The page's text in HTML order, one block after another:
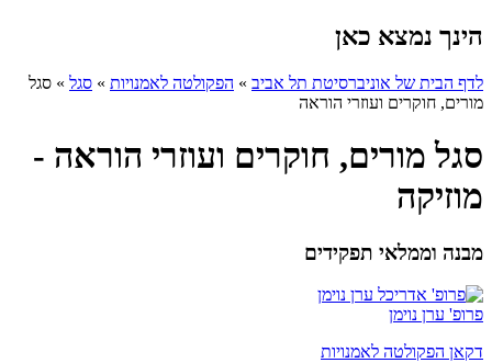
הינך נמצא כאן
לדף הבית של אוניברסיטת תל אביב » הפקולטה לאמנויות » סגל » סגל
מורים, חוקרים ועוזרי הוראה
סגל מורים, חוקרים ועוזרי הוראה -
מוזיקה
מבנה וממלאי תפקידים
פרופ' ערן נוימן
דקאן הפקולטה לאמנויות